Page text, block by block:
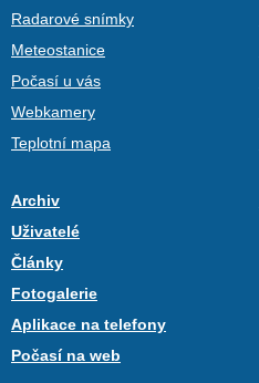
Radarové snímky
Meteostanice
Počasí u vás
Webkamery
Teplotní mapa
Archiv
Uživatelé
Články
Fotogalerie
Aplikace na telefony
Počasí na web